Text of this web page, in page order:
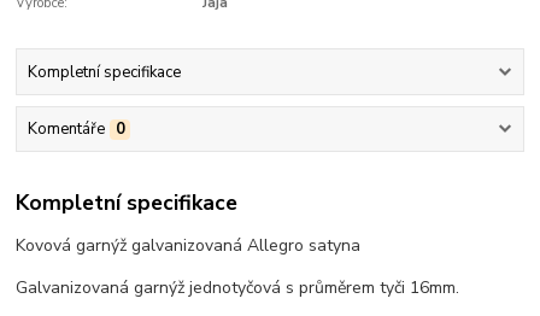
Kompletní specifikace
Komentáře 0
Kompletní specifikace
Kovová garnýž galvanizovaná Allegro satyna
Galvanizovaná garnýž jednotyčová s průměrem tyči 16mm.